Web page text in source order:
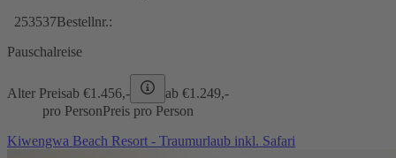
253537Bestellnr.:
Pauschalreise
Alter Preisab €1.456,- ab €1.249,-
pro PersonPreis pro Person
Kiwengwa Beach Resort - Traumurlaub inkl. Safari